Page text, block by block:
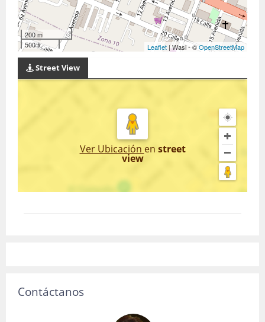
200 m
500 ft
Leaflet | Wasi - ©OpenStreetMap
Street View
Ver Ubicación en street
view
Contáctanos